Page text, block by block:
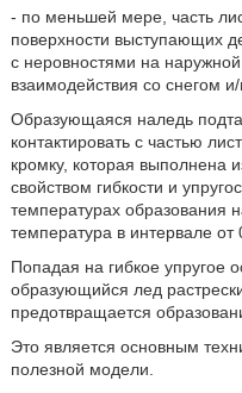
- по меньшей мере, часть
поверхности выступающих
с неровностями на
взаимодействия со снегом
Образующаяся наледь
контактировать с частью
кромку, которая выполнена
свойством гибкости и
температурах образования
температура в интервале от
Попадая на гибкое упругое
образующийся лед
предотвращается
Это является основным
полезной модели.